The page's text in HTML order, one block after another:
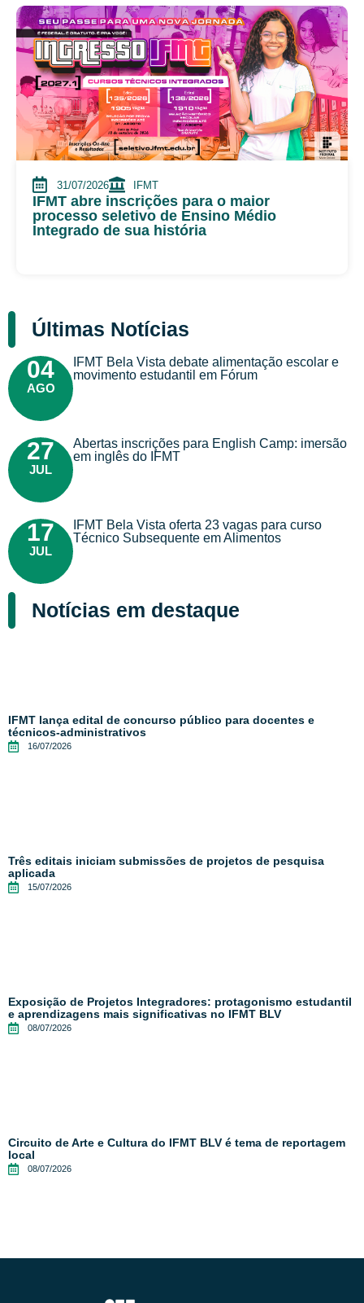
31/07/2026 IFMT
IFMT abre inscrições para o maior
processo seletivo de Ensino Médio
Integrado de sua história
Últimas Notícias
04
AGO
IFMT Bela Vista debate alimentação escolar e
movimento estudantil em Fórum
27
JUL
Abertas inscrições para English Camp: imersão
em inglês do IFMT
17
JUL
IFMT Bela Vista oferta 23 vagas para curso
Técnico Subsequente em Alimentos
Notícias em destaque
IFMT lança edital de concurso público para docentes e
técnicos-administrativos
16/07/2026
Três editais iniciam submissões de projetos de pesquisa
aplicada
15/07/2026
Exposição de Projetos Integradores: protagonismo estudantil
e aprendizagens mais significativas no IFMT BLV
08/07/2026
Circuito de Arte e Cultura do IFMT BLV é tema de reportagem
local
08/07/2026